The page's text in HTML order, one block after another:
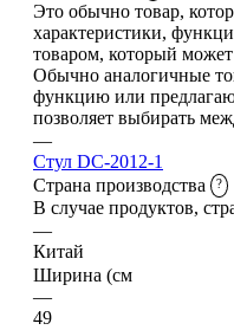
Это обычно товар,
характеристики,
товаром, который
Обычно аналогичные
функцию или
позволяет выбирать
—
Стул DC-2012-1
Страна производства
?
В случае продуктов,
—
Китай
Ширина (см
—
49